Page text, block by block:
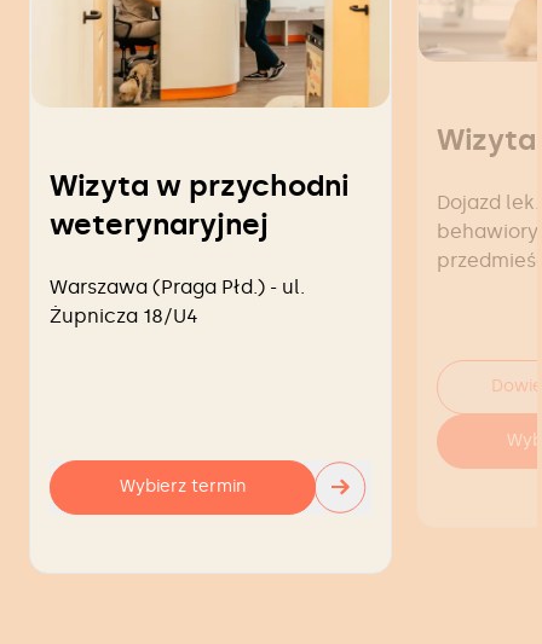
Wizyta w przychodni
weterynaryjnej
Warszawa (Praga Płd.) - ul.
Żupnicza 18/U4
Wybierz termin →
Wizyta
Dojazd